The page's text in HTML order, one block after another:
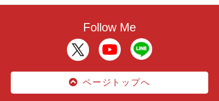
Follow Me
ページトップへ